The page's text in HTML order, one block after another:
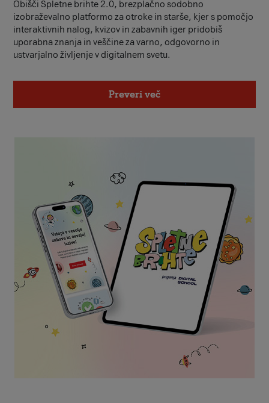
Obišči Spletne brihte 2.0, brezplačno sodobno
izobraževalno platformo za otroke in starše, kjer s pomočjo
interaktivnih nalog, kvizov in zabavnih iger pridobiš
uporabna znanja in veščine za varno, odgovorno in
ustvarjalno življenje v digitalnem svetu.
Preveri več